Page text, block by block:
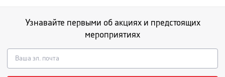
Узнавайте первыми об акциях и предстоящих
мероприятиях